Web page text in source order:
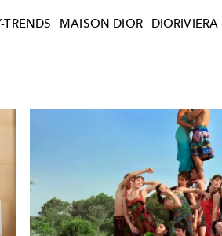
TRENDS MAISON DIOR DIORIVIERA